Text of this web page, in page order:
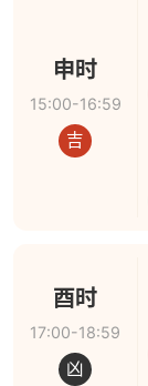
申时
15:00-16:59
吉
酉时
17:00-18:59
凶